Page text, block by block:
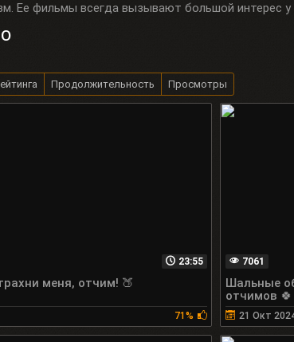
Ее фильмы всегда вызывают большой интерес у
Продолжительность Просмотры
23:55
меня, отчим! 🍑
71%
7061
Шальные
отчимов 🍀
21 Окт